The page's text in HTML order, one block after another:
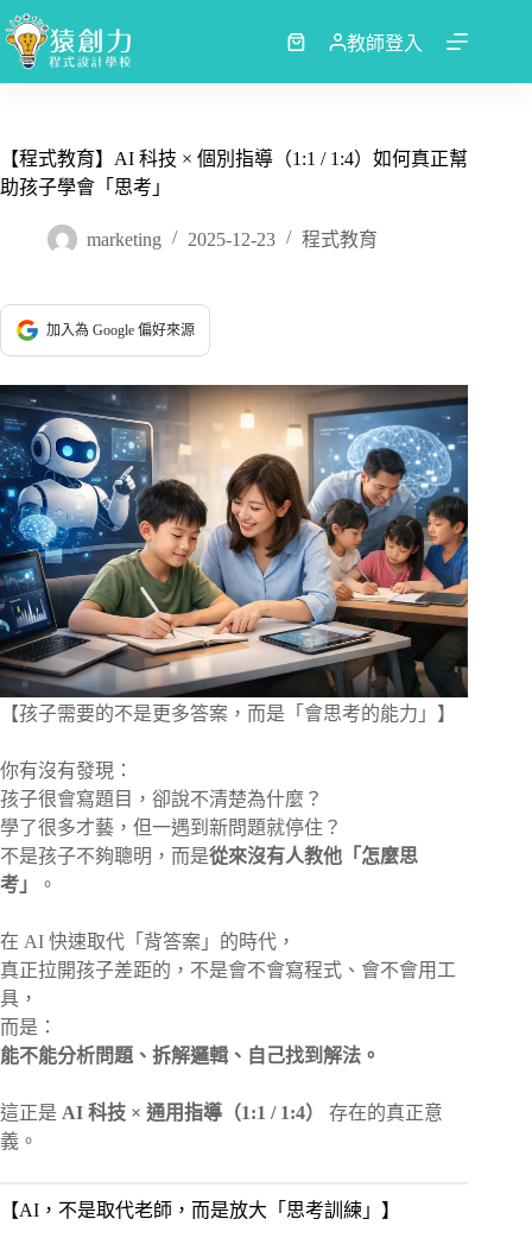
跳
至
容
購
物
教師登入
【程式教育】AI 科技 × 個別指導（1:1 / 1:4）如何真正幫
助孩子學會「思考」
marketing 2025-12-23 程式教育
加入為 Google 偏好來源
【孩子需要的不是更多答案，而是「會思考的能力」】
你有沒有發現：
孩子很會寫題目，卻說不清楚為什麼？
學了很多才藝，但一遇到新問題就停住？
不是孩子不夠聰明，而是從來沒有人教他「怎麼思
考」
。
在 AI 快速取代「背答案」的時代，
真正拉開孩子差距的，不是會不會寫程式、會不會用工
具，
而是：
能不能分析問題、拆解邏輯、自己找到解法。
這正是 AI 科技 × 通用指導（1:1 / 1:4）
存在的真正意
義。
【AI，不是取代老師，而是放大「思考訓練」】